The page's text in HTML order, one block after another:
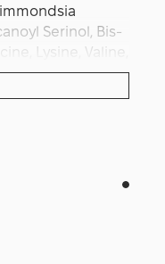
Serinol, Bis-
Lysine, Valine,
Tocopherol,
Oil, Vitis Vinifera